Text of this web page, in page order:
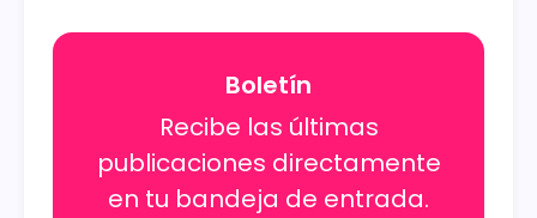
Boletín
Recibe las últimas
publicaciones directamente
en tu bandeja de entrada.